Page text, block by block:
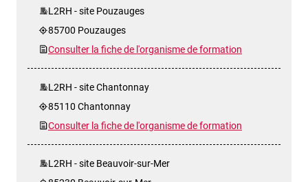
L2RH - site Pouzauges
85700 Pouzauges
Consulter la fiche de l'organisme de formation
L2RH - site Chantonnay
85110 Chantonnay
Consulter la fiche de l'organisme de formation
L2RH - site Beauvoir-sur-Mer